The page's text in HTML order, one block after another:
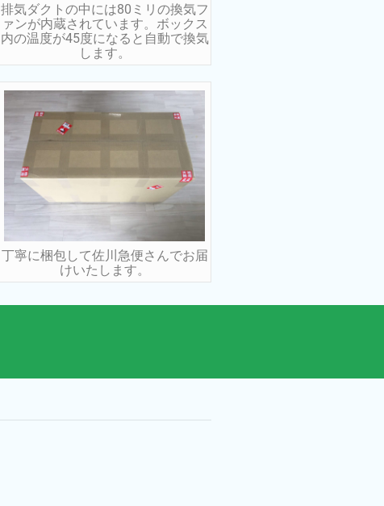
排気ダクトの中には80ミリの換気フ
ァンが内蔵されています。ボックス
内の温度が45度になると自動で換気
します。
丁寧に梱包して佐川急便さんでお届
けいたします。